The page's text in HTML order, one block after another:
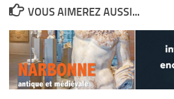
VOUS AIMEREZ AUSSI...